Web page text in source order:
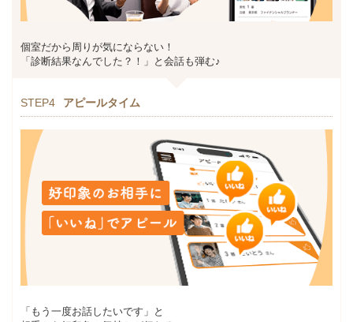
個室だから周りが気にならない！
「診断結果なんでした？！」と会話も弾む♪
STEP4 アピールタイム
「もう一度お話したいです」と